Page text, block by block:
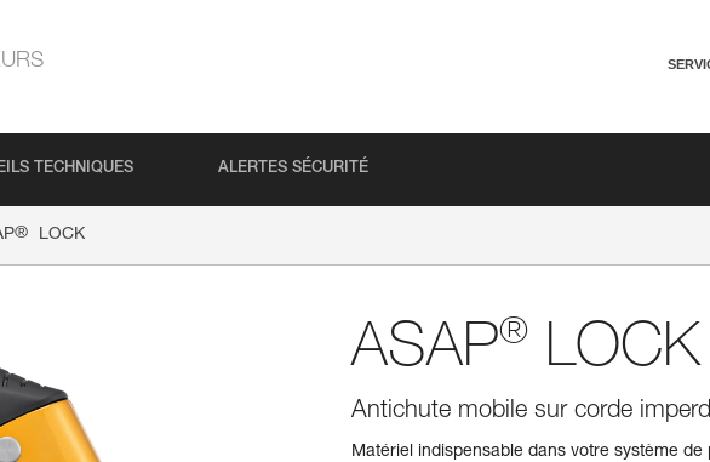
TECHNIQUES ALERTES SÉCURITÉ
® LOCK
ASAP® LOCK
Antichute mobile sur corde
Matériel indispensable dans votre système